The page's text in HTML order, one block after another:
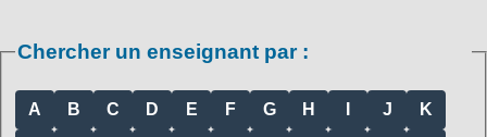
Chercher un enseignant par :
A B C D E F G H J K